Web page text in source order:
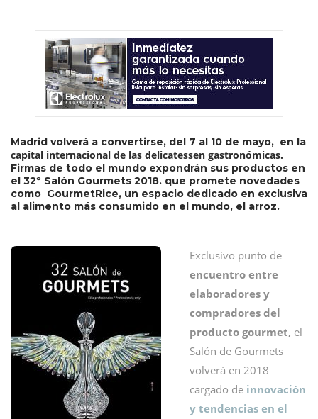
Madrid volverá a convertirse, del 7 al 10 de mayo, en la
capital internacional de las delicatessen gastronómicas.
Firmas de todo el mundo expondrán sus productos en
el 32º Salón Gourmets 2018. que promete novedades
como GourmetRice, un espacio dedicado en exclusiva
al alimento más consumido en el mundo, el arroz.
Exclusivo punto de
encuentro entre
elaboradores y
compradores del
producto gourmet, el
Salón de Gourmets
volverá en 2018
cargado de innovación
y tendencias en el